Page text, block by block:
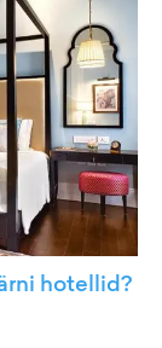
hotellid?